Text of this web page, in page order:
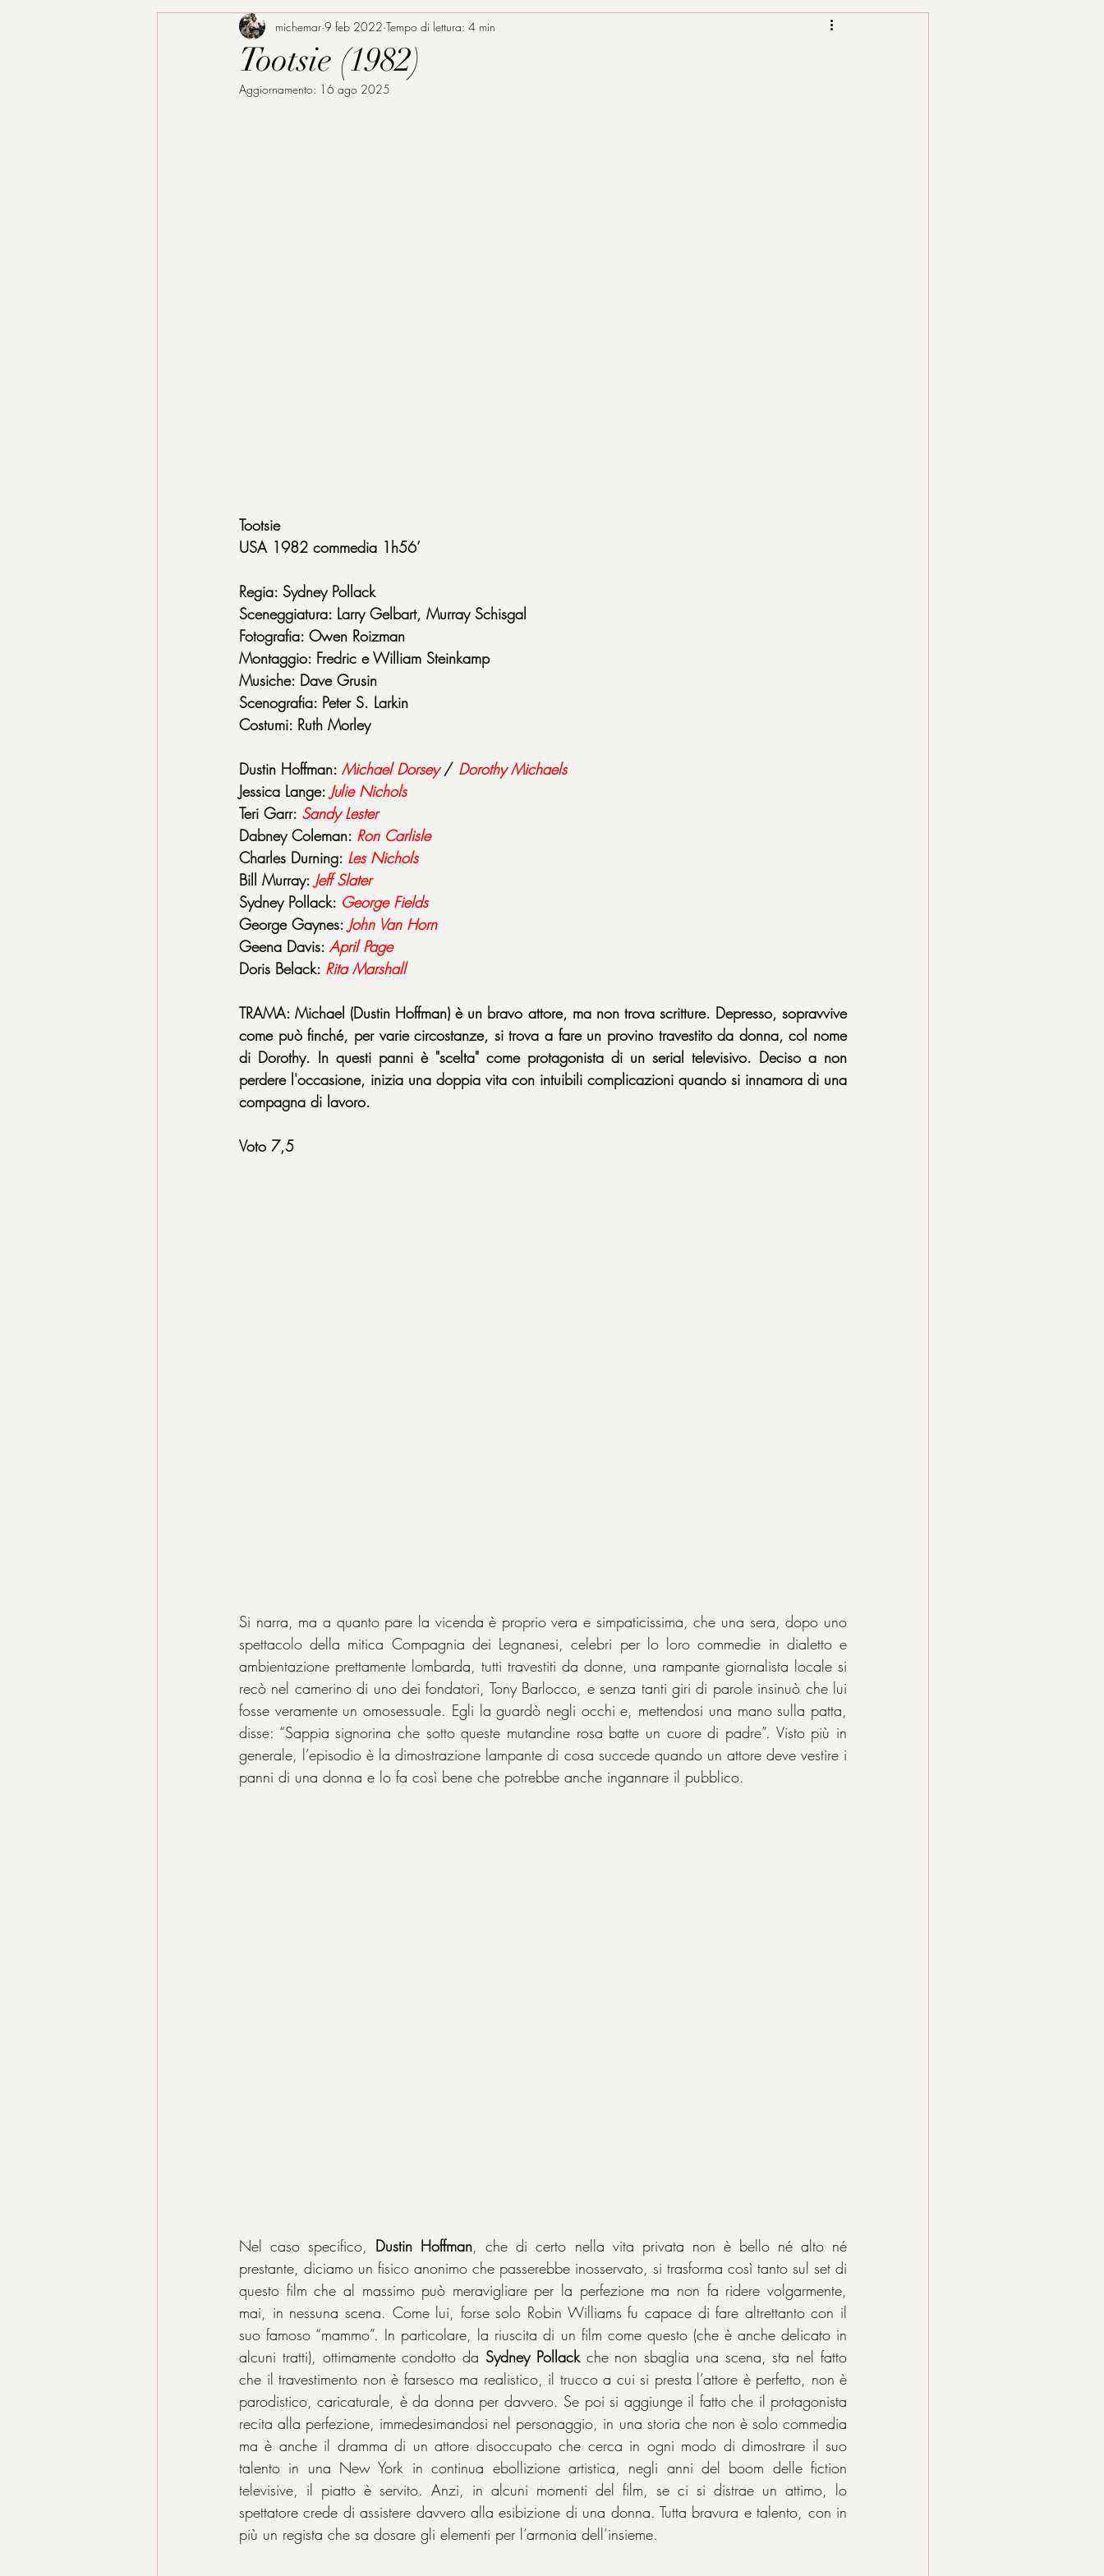
Tootsie (1982)
michemar 9 feb 2022 Tempo di lettura: 4 min
Aggiornamento: 16 ago 2025
Tootsie
USA 1982 commedia 1h56’
Regia: Sydney Pollack
Sceneggiatura: Larry Gelbart, Murray Schisgal
Fotografia: Owen Roizman
Montaggio: Fredric e William Steinkamp
Musiche: Dave Grusin
Scenografia: Peter S. Larkin
Costumi: Ruth Morley
Dustin Hoffman: Michael Dorsey / Dorothy Michaels
Jessica Lange: Julie Nichols
Teri Garr: Sandy Lester
Dabney Coleman: Ron Carlisle
Charles Durning: Les Nichols
Bill Murray: Jeff Slater
Sydney Pollack: George Fields
George Gaynes: John Van Horn
Geena Davis: April Page
Doris Belack: Rita Marshall
TRAMA: Michael (Dustin Hoffman) è un bravo attore, ma non trova scritture. Depresso, sopravvive
come può finché, per varie circostanze, si trova a fare un provino travestito da donna, col nome
di Dorothy. In questi panni è "scelta" come protagonista di un serial televisivo. Deciso a non
perdere l'occasione, inizia una doppia vita con intuibili complicazioni quando si innamora di una
compagna di lavoro.
Voto 7,5
Si narra, ma a quanto pare la vicenda è proprio vera e simpaticissima, che una sera, dopo uno
spettacolo della mitica Compagnia dei Legnanesi, celebri per lo loro commedie in dialetto e
ambientazione prettamente lombarda, tutti travestiti da donne, una rampante giornalista locale si
recò nel camerino di uno dei fondatori, Tony Barlocco, e senza tanti giri di parole insinuò che lui
fosse veramente un omosessuale. Egli la guardò negli occhi e, mettendosi una mano sulla patta,
disse: “Sappia signorina che sotto queste mutandine rosa batte un cuore di padre”. Visto più in
generale, l’episodio è la dimostrazione lampante di cosa succede quando un attore deve vestire i
panni di una donna e lo fa così bene che potrebbe anche ingannare il pubblico.
Nel caso specifico, Dustin Hoffman, che di certo nella vita privata non è bello né alto né
prestante, diciamo un fisico anonimo che passerebbe inosservato, si trasforma così tanto sul set di
questo film che al massimo può meravigliare per la perfezione ma non fa ridere volgarmente,
mai, in nessuna scena. Come lui, forse solo Robin Williams fu capace di fare altrettanto con il
suo famoso “mammo”. In particolare, la riuscita di un film come questo (che è anche delicato in
alcuni tratti), ottimamente condotto da Sydney Pollack che non sbaglia una scena, sta nel fatto
che il travestimento non è farsesco ma realistico, il trucco a cui si presta l’attore è perfetto, non è
parodistico, caricaturale, è da donna per davvero. Se poi si aggiunge il fatto che il protagonista
recita alla perfezione, immedesimandosi nel personaggio, in una storia che non è solo commedia
ma è anche il dramma di un attore disoccupato che cerca in ogni modo di dimostrare il suo
talento in una New York in continua ebollizione artistica, negli anni del boom delle fiction
televisive, il piatto è servito. Anzi, in alcuni momenti del film, se ci si distrae un attimo, lo
spettatore crede di assistere davvero alla esibizione di una donna. Tutta bravura e talento, con in
più un regista che sa dosare gli elementi per l’armonia dell’insieme.